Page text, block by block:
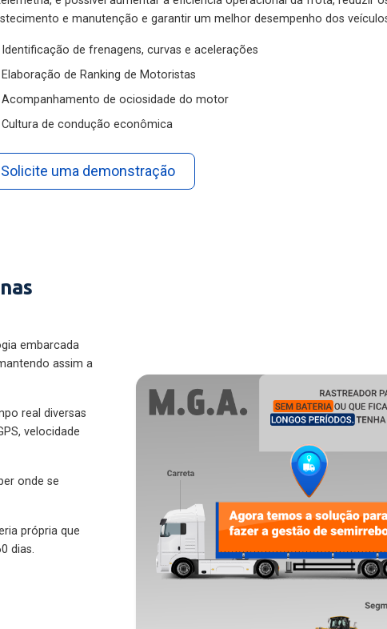
e manutenção e garantir um melhor desempenho dos veículos.
Identificação de frenagens, curvas e acelerações
Elaboração de Ranking de Motoristas
Acompanhamento de ociosidade do motor
Cultura de condução econômica
Solicite uma demonstração
embarcada
assim a
real diversas
velocidade
onde se
própria que
dias.